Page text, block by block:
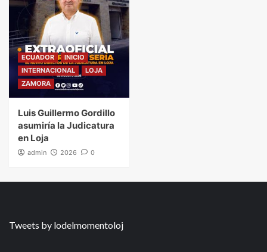
ECUADOR
INICIO
INTERNACIONAL
LOJA
ZAMORA
Luis Guillermo Gordillo
asumiría la Judicatura
en Loja
admin 2026 0
Tweets by lodelmomentoloj